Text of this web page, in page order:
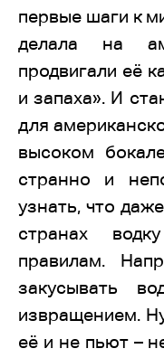
первые шаги к
делала на
продвигали её
и запаха». И
для
высоком
странно и
узнать, что
странах
правилам.
закусывать
извращением.
её и не пьют –